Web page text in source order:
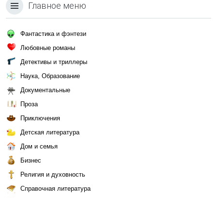
Главное меню
Фантастика и фэнтези
Любовные романы
Детективы и триллеры
Наука, Образование
Документальные
Проза
Приключения
Детская литература
Дом и семья
Бизнес
Религия и духовность
Справочная литература